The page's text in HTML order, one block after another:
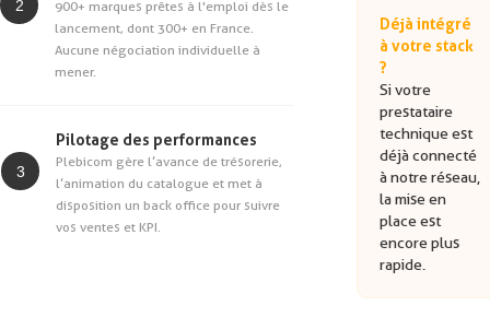
2
900+ marques prêtes à l'emploi dès le
lancement, dont 300+ en France.
Aucune négociation individuelle à
mener.
3
Pilotage des performances
Plebicom gère l’avance de trésorerie,
l’animation du catalogue et met à
disposition un back office pour suivre
vos ventes et KPI.
Déjà intégré
à votre stack
?
Si votre
prestataire
technique est
déjà connecté
à notre réseau,
la mise en
place est
encore plus
rapide.